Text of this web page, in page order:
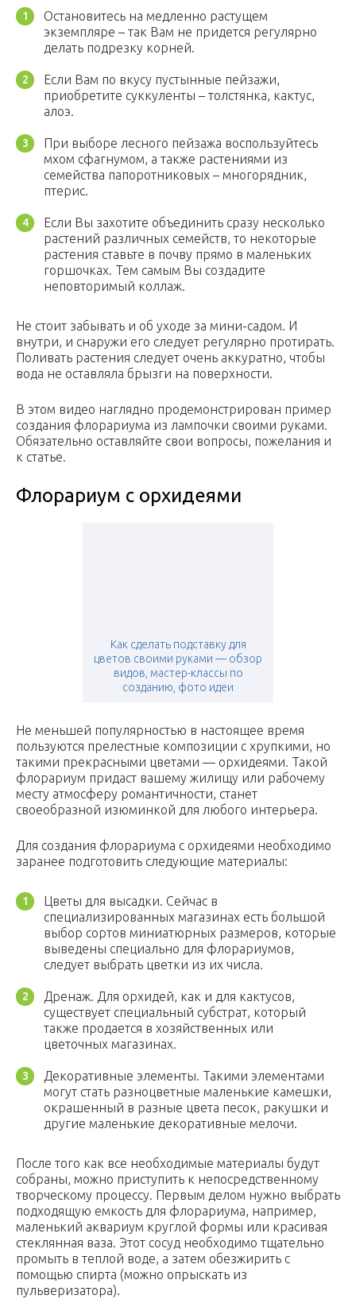
Остановитесь на медленно растущем
экземпляре – так Вам не придется регулярно
делать подрезку корней.
Если Вам по вкусу пустынные пейзажи,
приобретите суккуленты – толстянка, кактус,
алоэ.
При выборе лесного пейзажа воспользуйтесь
мхом сфагнумом, а также растениями из
семейства папоротниковых – многорядник,
птерис.
Если Вы захотите объединить сразу несколько
растений различных семейств, то некоторые
растения ставьте в почву прямо в маленьких
горшочках. Тем самым Вы создадите
неповторимый коллаж.
Не стоит забывать и об уходе за мини-садом. И
внутри, и снаружи его следует регулярно протирать.
Поливать растения следует очень аккуратно, чтобы
вода не оставляла брызги на поверхности.
В этом видео наглядно продемонстрирован пример
создания флорариума из лампочки своими руками.
Обязательно оставляйте свои вопросы, пожелания и
к статье.
Флорариум с орхидеями
Как сделать подставку для
цветов своими руками — обзор
видов, мастер-классы по
созданию, фото идеи
Не меньшей популярностью в настоящее время
пользуются прелестные композиции с хрупкими, но
такими прекрасными цветами — орхидеями. Такой
флорариум придаст вашему жилищу или рабочему
месту атмосферу романтичности, станет
своеобразной изюминкой для любого интерьера.
Для создания флорариума с орхидеями необходимо
заранее подготовить следующие материалы:
Цветы для высадки. Сейчас в
специализированных магазинах есть большой
выбор сортов миниатюрных размеров, которые
выведены специально для флорариумов,
следует выбрать цветки из их числа.
Дренаж. Для орхидей, как и для кактусов,
существует специальный субстрат, который
также продается в хозяйственных или
цветочных магазинах.
Декоративные элементы. Такими элементами
могут стать разноцветные маленькие камешки,
окрашенный в разные цвета песок, ракушки и
другие маленькие декоративные мелочи.
После того как все необходимые материалы будут
собраны, можно приступить к непосредственному
творческому процессу. Первым делом нужно выбрать
подходящую емкость для флорариума, например,
маленький аквариум круглой формы или красивая
стеклянная ваза. Этот сосуд необходимо тщательно
промыть в теплой воде, а затем обезжирить с
помощью спирта (можно опрыскать из
пульверизатора).